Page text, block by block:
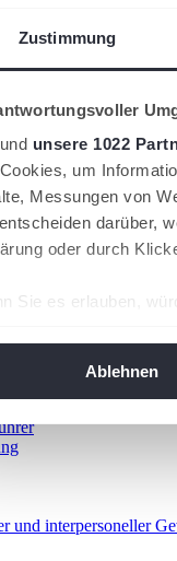
Zustimmung
unsere 1022
um
Messungen von
darüber,
oder durch
Sie es erlauben,
an unsere
Ablehnen
Tennis
und interpersoneller